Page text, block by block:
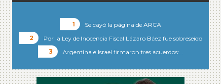
Se cayó la página de ARCA
Por la Ley de Inocencia Fiscal Lázaro Báez fue sobreseído
Argentina e Israel firmaron tres acuerdos:…